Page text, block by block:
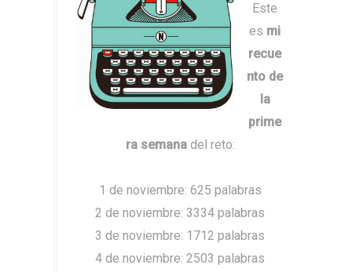
Este
es mi
recue
nto de
la
prime
ra semanadel reto:
1 de noviembre: 625 palabras
2 de noviembre: 3334 palabras
3 de noviembre: 1712 palabras
4 de noviembre: 2503 palabras